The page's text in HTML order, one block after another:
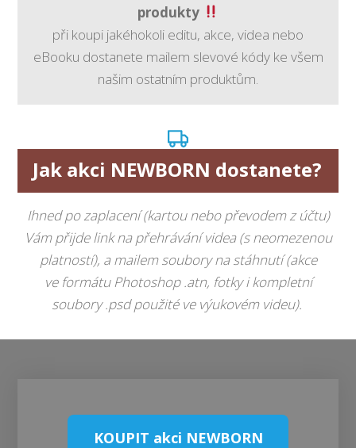
produkty
při koupi jakéhokoli editu, akce, videa nebo
eBooku dostanete mailem slevové kódy ke všem
našim ostatním produktům.
Jak akci NEWBORN dostanete?
Ihned po zaplacení (kartou nebo převodem z účtu)
Vám přijde link na přehrávání videa (s neomezenou
platností), a mailem soubory na stáhnutí (akce
ve formátu Photoshop .atn, fotky i kompletní
soubory .psd použité ve výukovém videu).
KOUPIT akci NEWBORN